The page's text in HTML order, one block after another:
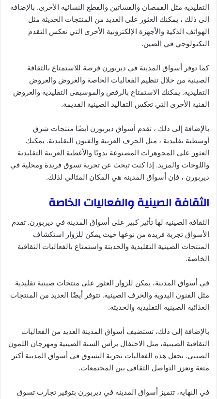
التقليدية مثل القمصان والفساتين والقطع النسائية الأخرى. بالإضافة
إلى ذلك ، يمكنك العثور على العديد من المنتجات الحديثة مثل
الهواتف الذكية والأجهزة الإلكترونية الأخرى التي تعكس التقدم
التكنولوجي في الصين.
كما توفر أسواق المدينة في ديربورن فرصة للاستمتاع بالثقافة
الصينية من خلال تنظيم الفعاليات الخاصة والعروض والعروض
التقليدية. يمكنك الاستمتاع بالرقص والموسيقى التقليدية والعروض
الفنية الأخرى التي تعكس التقاليد الصينية القديمة.
بالإضافة إلى ذلك ، تقدم أسواق ديربورن أيضًا منتجات شرق
أوسطية تقليدية ، مثل الحرف العربية والفنون التقليدية. يمكنك
العثور على المجوهرات المصنوعة يدويًا والأغطية العربية التقليدية
واللوحات والمزيد. إذا كنت تبحث عن تجربة تسوق فريدة ومحلية في
ديربورن ، فإن أسواق المدينة هي المكان المثالي لذلك.
الثقافة الصينية والفعاليات الخاصة
الثقافة الصينية لها تأثير كبير على أسواق المدينة في ديربورن. تقدم
الأسواق تجربة فريدة من نوعها حيث يمكن للزوار استكشاف
المنتجات الصينية التقليدية والحديثة واستمتاع بالفعاليات الثقافية
الخاصة.
في أسواق المدينة، يمكن للزوار العثور على منتجات صينية تقليدية
مثل الفنون اليدوية والحرف الصينية. تتوفر أيضًا العديد من المنتجات
الغذائية الصينية التقليدية والحديثة.
بالإضافة إلى ذلك، تستضيف أسواق المدينة العديد من الفعاليات
الثقافية الصينية، مثل الاحتفال برأس السنة الصينية ومهرجان اللمون
الصيني. تجعل هذه الفعاليات تجربة التسوق في أسواق المدينة أكثر
متعة وتعزز التواصل الثقافي بين المجتمعات.
في النهاية، تتميز أسواق المدينة في ديربورن بتوفير تجارب تسوق